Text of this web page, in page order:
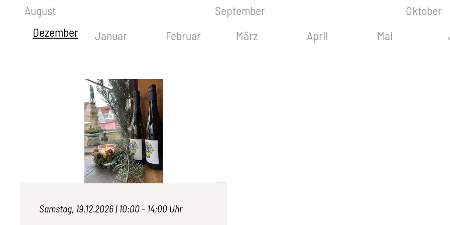
August September Oktober
Dezember
Januar Februar März April Mai
Samstag, 19.12.2026 |10:00 - 14:00 Uhr